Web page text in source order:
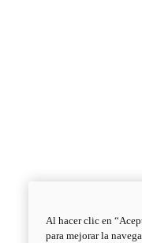
Al hacer clic en
para mejorar la